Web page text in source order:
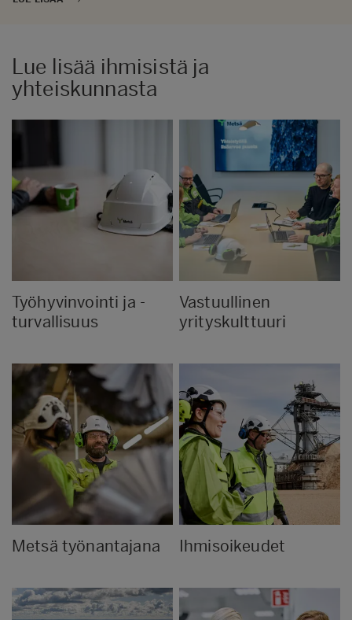
Lue lisää ihmisistä ja
yhteiskunnasta
Työhyvinvointi ja -
turvallisuus
Vastuullinen
yrityskulttuuri
Metsä työnantajana Ihmisoikeudet